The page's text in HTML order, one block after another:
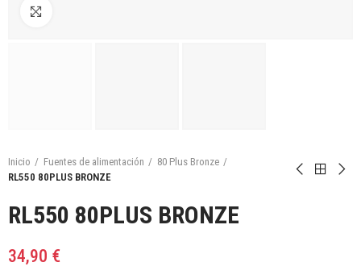
Inicio Fuentes de alimentación
80 Plus Bronze
RL550 80PLUS BRONZE
RL550 80PLUS BRONZE
34,90 €